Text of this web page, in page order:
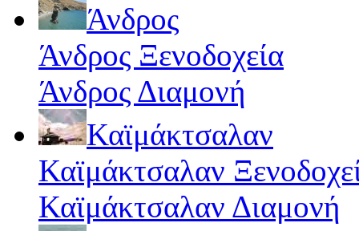
Άνδρος
Άνδρος Ξενοδοχεία
Άνδρος Διαμονή
Καϊμάκτσαλαν
Καϊμάκτσαλαν
Καϊμάκτσαλαν Διαμονή